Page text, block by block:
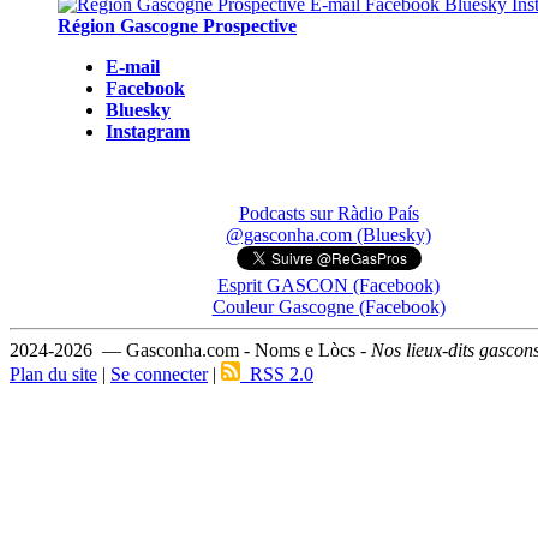
Région Gascogne Prospective
E-mail
Facebook
Bluesky
Instagram
Podcasts sur Ràdio País
@gasconha.com (Bluesky)
Esprit GASCON (Facebook)
Couleur Gascogne (Facebook)
2024-2026 — Gasconha.com - Noms e Lòcs - Nos lieux-dits
Plan du site | Se connecter| RSS 2.0